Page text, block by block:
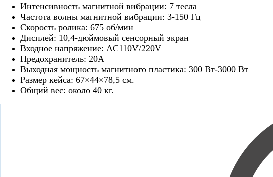
Интенсивность магнитной вибрации: 7 тесла
Частота волны магнитной вибрации: 3-150 Гц
Скорость ролика: 675 об/мин
Дисплей: 10,4-дюймовый сенсорный экран
Входное напряжение: AC110V/220V
Предохранитель: 20А
Выходная мощность магнитного пластика: 300 Вт-3000 Вт
Размер кейса: 67×44×78,5 см.
Общий вес: около 40 кг.